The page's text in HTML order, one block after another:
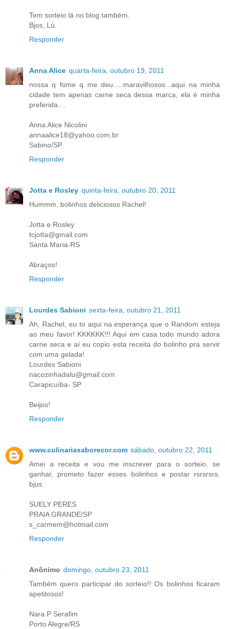
Tem sorteio lá no blog também.
Bjos, Lú.
Responder
Anna Alice quarta-feira, outubro 19, 2011
nossa q fome q me deu.....maravilhosos...aqui na minha
cidade tem apenas carne seca dessa marca, ela é minha
preferida....
Anna Alice Nicolini
annaalice18@yahoo.com.br
Sabino/SP
Responder
Jotta e Rosley quinta-feira, outubro 20, 2011
Hummm, bolinhos deliciosos Rachel!
Jotta e Rosley
tcjotta@gmail.com
Santa Maria-RS
Abraços!
Responder
Lourdes Sabioni sexta-feira, outubro 21, 2011
Ah, Rachel, eu to aqui na esperança que o Random esteja
ao meu favor! KKKKKK!!! Aqui em casa todo mundo adora
carne seca e aí eu copio esta receita do bolinho pra servir
com uma gelada!
Lourdes Sabioni
nacozinhadalu@gmail.com
Carapicuíba- SP
Beijos!
Responder
www.culinariasaborecor.com sábado, outubro 22, 2011
Amei a receita e vou me inscrever para o sorteio, se
ganhar, prometo fazer esses bolinhos e postar rsrsrsrs.
bjus
SUELY PERES
PRAIA GRANDE/SP
s_carmem@hotmail.com
Responder
Anônimo domingo, outubro 23, 2011
Também quero participar do sorteio!! Os bolinhos ficaram
apetitosos!
Nara P Serafim
Porto Alegre/RS